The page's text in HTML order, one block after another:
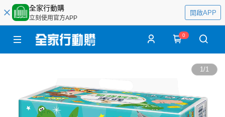
全家行動購
立刻使用官方APP
開啟APP
0
1/1